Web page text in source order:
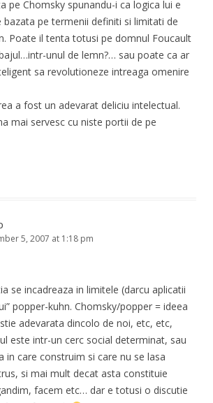
pe Chomsky spunandu-i ca logica lui e
bazata pe termenii definiti si limitati de
Poate il tenta totusi pe domnul Foucault
unul de lemn?… sau poate ca ar
sa revolutioneze intreaga omenire
a fost un adevarat deliciu intelectual.
mai servesc cu niste portii de pe
5, 2007 at 1:18 pm
se incadreaza in limitele (darcu aplicatii
popper-kuhn. Chomsky/popper = ideea
adevarata dincolo de noi, etc, etc,
este intr-un cerc social determinat, sau
in care construim si care nu se lasa
si mai mult decat asta constituie
facem etc… dar e totusi o discutie